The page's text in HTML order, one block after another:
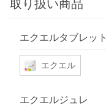
取り扱い商品
エクエルタブレット
エクエル
エクエルジュレ